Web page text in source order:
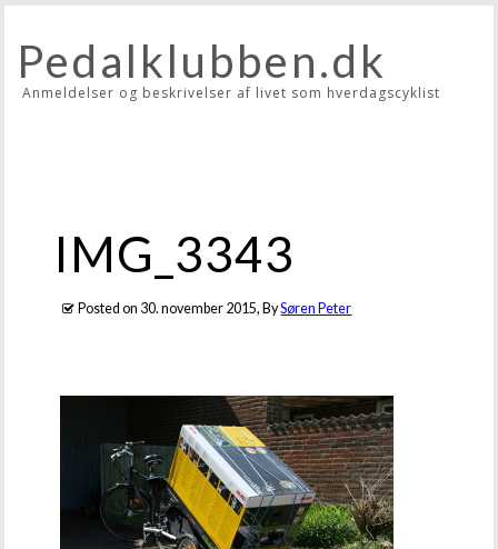
Pedalklubben.dk
Anmeldelser og beskrivelser af livet som hverdagscyklist
IMG_3343
Posted on 30. november 2015, BySøren Peter